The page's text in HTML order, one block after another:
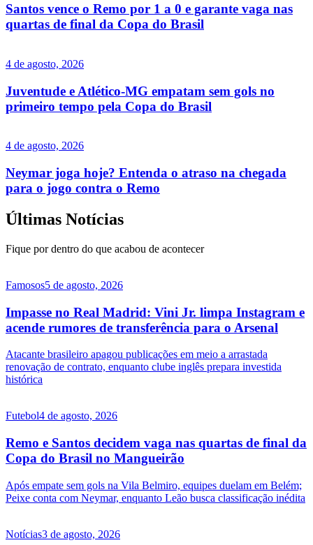
Santos vence o Remo por 1 a 0 e garante vaga nas
quartas de final da Copa do Brasil
4 de agosto, 2026
Juventude e Atlético-MG empatam sem gols no
primeiro tempo pela Copa do Brasil
4 de agosto, 2026
Neymar joga hoje? Entenda o atraso na chegada
para o jogo contra o Remo
Últimas Notícias
Fique por dentro do que acabou de acontecer
Famosos5 de agosto, 2026
Impasse no Real Madrid: Vini Jr. limpa Instagram e
acende rumores de transferência para o Arsenal
Atacante brasileiro apagou publicações em meio a arrastada
renovação de contrato, enquanto clube inglês prepara investida
histórica
Futebol4 de agosto, 2026
Remo e Santos decidem vaga nas quartas de final da
Copa do Brasil no Mangueirão
Após empate sem gols na Vila Belmiro, equipes duelam em Belém;
Peixe conta com Neymar, enquanto Leão busca classificação inédita
Notícias3 de agosto, 2026